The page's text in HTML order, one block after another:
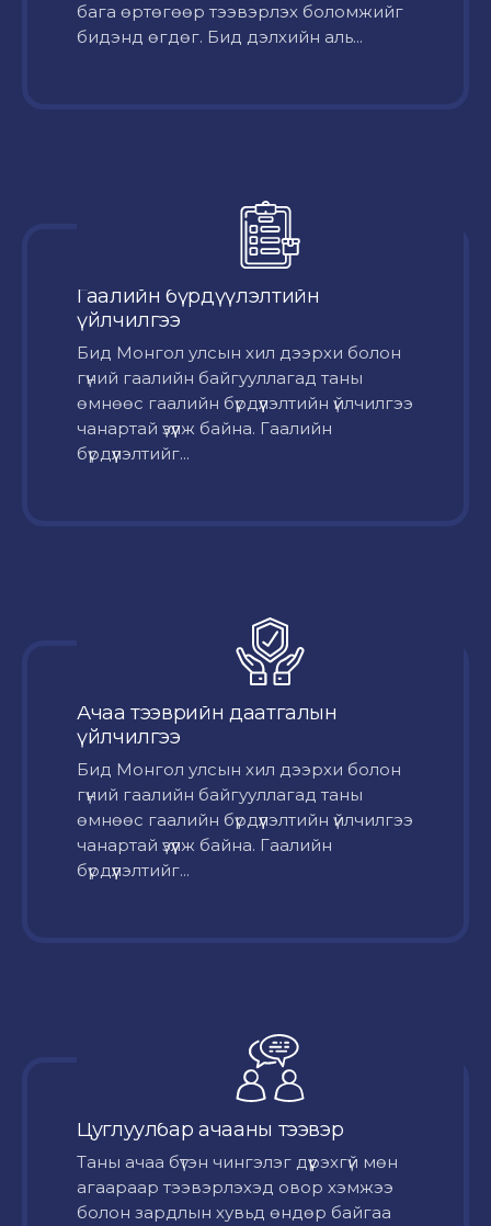
бага өртөгөөр тээвэрлэх боломжийг
бидэнд өгдөг. Бид дэлхийн аль...
Гаалийн бүрдүүлэлтийн
үйлчилгээ
Бид Монгол улсын хил дээрхи болон
гүний гаалийн байгууллагад таны
өмнөөс гаалийн бүрдүүлэлтийн үйлчилгээ
чанартай үзүүлж байна. Гаалийн
бүрдүүлэлтийг...
Ачаа тээврийн даатгалын
үйлчилгээ
Бид Монгол улсын хил дээрхи болон
гүний гаалийн байгууллагад таны
өмнөөс гаалийн бүрдүүлэлтийн үйлчилгээ
чанартай үзүүлж байна. Гаалийн
бүрдүүлэлтийг...
Цуглуулбар ачааны тээвэр
Таны ачаа бүтэн чингэлэг дүүрэхгүй мөн
агаараар тээвэрлэхэд овор хэмжээ
болон зардлын хувьд өндөр байгаа